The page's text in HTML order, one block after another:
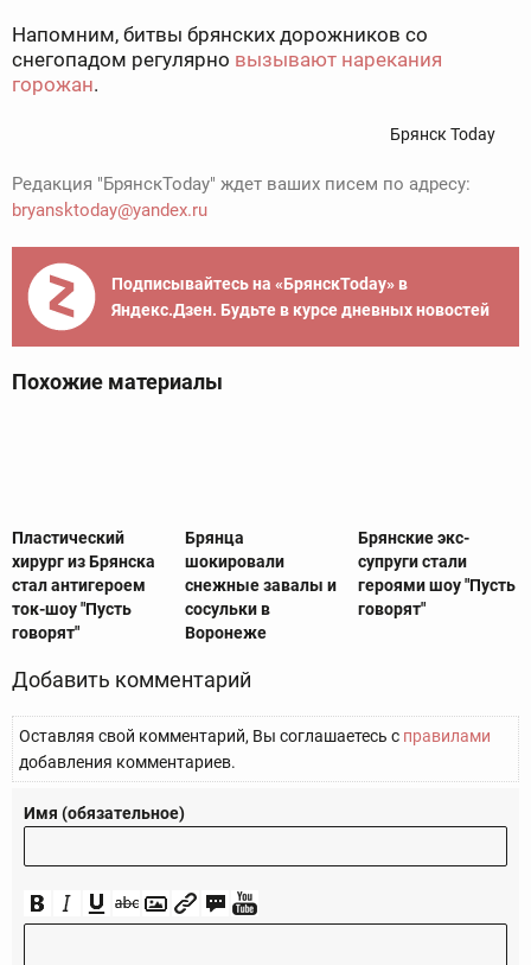
Напомним, битвы брянских дорожников со
снегопадом регулярно вызывают нарекания
горожан.
Брянск Today
Редакция "БрянскToday" ждет ваших писем по адресу:
bryansktoday@yandex.ru
Подписывайтесь на «БрянскToday» в
Яндекс.Дзен. Будьте в курсе дневных новостей
Похожие материалы
Пластический
хирург из Брянска
стал антигероем
ток-шоу "Пусть
говорят"
Брянца
шокировали
снежные завалы и
сосульки в
Воронеже
Брянские экс-
супруги стали
героями шоу "Пусть
говорят"
Добавить комментарий
Оставляя свой комментарий, Вы соглашаетесь с правилами
добавления комментариев.
Имя (обязательное)